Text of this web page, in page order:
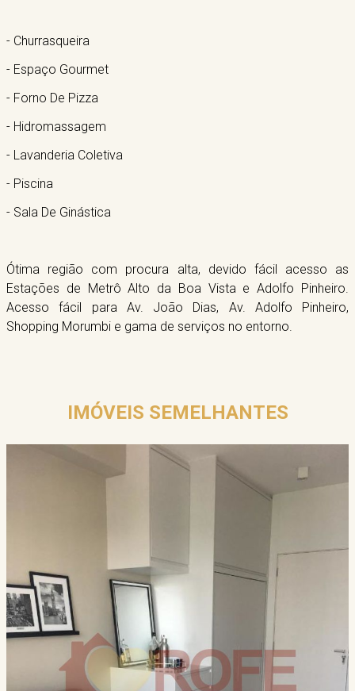
- Churrasqueira
- Espaço Gourmet
- Forno De Pizza
- Hidromassagem
- Lavanderia Coletiva
- Piscina
- Sala De Ginástica
Ótima região com procura alta, devido fácil acesso as
Estações de Metrô Alto da Boa Vista e Adolfo Pinheiro.
Acesso fácil para Av. João Dias, Av. Adolfo Pinheiro,
Shopping Morumbi e gama de serviços no entorno.
IMÓVEIS SEMELHANTES